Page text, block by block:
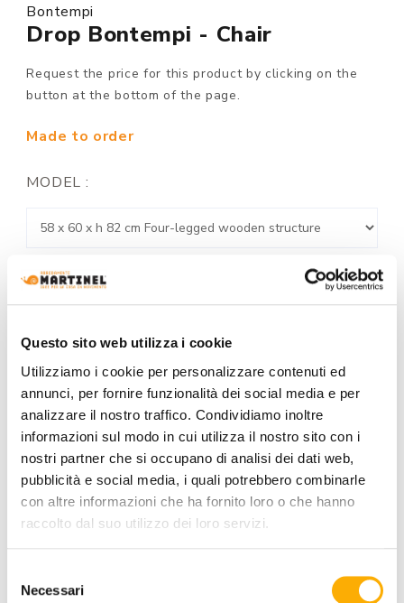
Questo sito web utilizza i cookie
Utilizziamo i cookie per personalizzare contenuti ed
annunci, per fornire funzionalità dei social media e per
analizzare il nostro traffico. Condividiamo inoltre
informazioni sul modo in cui utilizza il nostro sito con i
nostri partner che si occupano di analisi dei dati web,
pubblicità e social media, i quali potrebbero combinarle
con altre informazioni che ha fornito loro o che hanno
raccolto dal suo utilizzo dei loro servizi.
delNecessari
Bontempi
Drop Bontempi - Chair
Request the price for this product by clicking on the
button at the bottom of the page.
Made to order
MODEL :
STRUCTURE FINISHING:
COATING FINISH:
COLOR: